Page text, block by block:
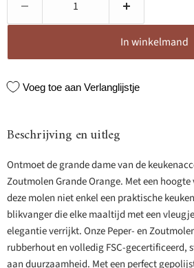
In winkelmand
Voeg toe aan Verlanglijstje
Beschrijving en uitleg
Ontmoet de grande dame van de
Zoutmolen Grande Orange. Met een
deze molen niet enkel een praktische
blikvanger die elke maaltijd met een
elegantie verrijkt. Onze Peper- en
rubberhout en volledig FSC-
aan duurzaamheid. Met een perfect